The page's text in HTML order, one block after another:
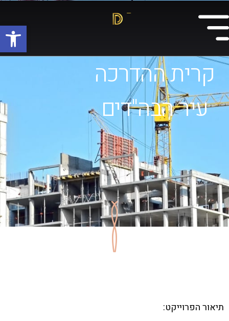
קרית ההדרכה
עיר הבה"דים
תיאור הפרוייקט: